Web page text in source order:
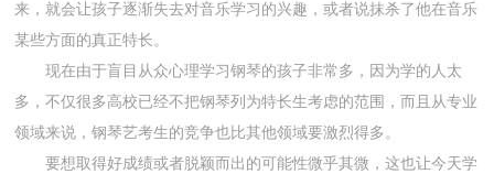
来，就会让孩子逐渐失去对音乐学习的兴趣，或者说抹杀了他在音乐
某些方面的真正特长。
现在由于盲目从众心理学习钢琴的孩子非常多，因为学的人太
多，不仅很多高校已经不把钢琴列为特长生考虑的范围，而且从专业
领域来说，钢琴艺考生的竞争也比其他领域要激烈得多。
要想取得好成绩或者脱颖而出的可能性微乎其微，这也让今天学